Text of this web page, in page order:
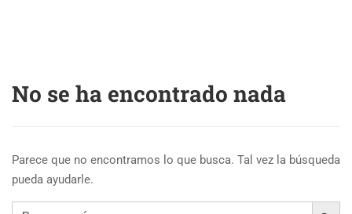
No se ha encontrado nada
Parece que no encontramos lo que busca. Tal vez la búsqueda
pueda ayudarle.
Buscar:
BOTÓN DE